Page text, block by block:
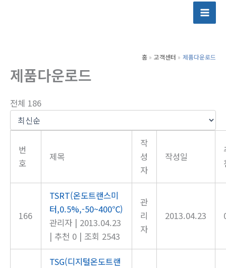
홈 고객센터 제품다운로드
제품다운로드
전체 186
번
호
제목
작
성
자
작성일
166
TSRT(온도트랜스미
터,0.5%,-50~400℃)
관리자 | 2013.04.23
| 추천 0 | 조회 2543
관
리
자
2013.04.23
TSG(디지털온도트랜